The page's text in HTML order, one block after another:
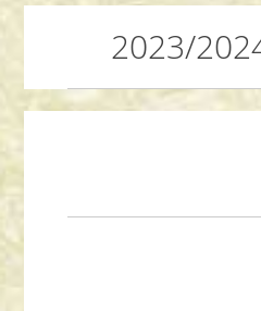
2023/